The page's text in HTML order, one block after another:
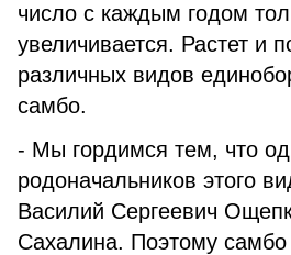
число с каждым годом
увеличивается. Растет и
различных видов
самбо.
- Мы гордимся тем, что
родоначальников этого
Василий Сергеевич
Сахалина. Поэтому